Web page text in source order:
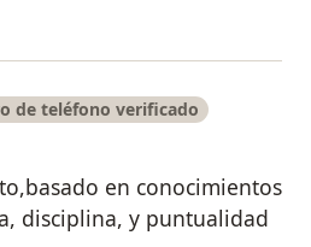
de teléfono verificado
en conocimientos
disciplina, y puntualidad